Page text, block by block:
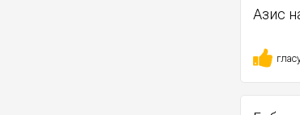
Азис